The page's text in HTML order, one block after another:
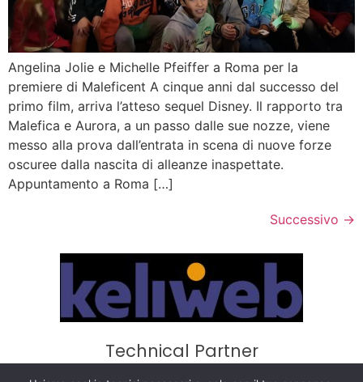
Angelina Jolie e Michelle Pfeiffer a Roma per la
premiere di Maleficent A cinque anni dal successo del
primo film, arriva l’atteso sequel Disney. Il rapporto tra
Malefica e Aurora, a un passo dalle sue nozze, viene
messo alla prova dall’entrata in scena di nuove forze
oscuree dalla nascita di alleanze inaspettate.
Appuntamento a Roma […]
Successivo →
Technical Partner